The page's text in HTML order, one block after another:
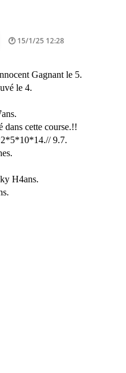
15/1/25 12:28
Gagnant le 5.
le 4.
dans cette course.!!
9.7.
H4ans.